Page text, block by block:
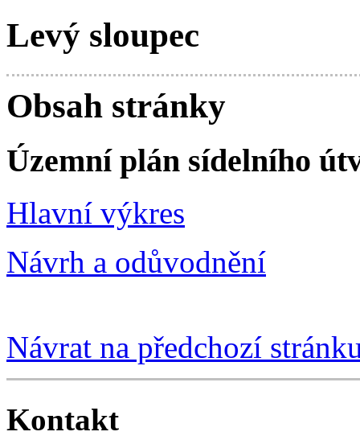
Levý sloupec
Obsah stránky
Územní plán sídelního
Hlavní výkres
Návrh a odůvodnění
Návrat na předchozí
Kontakt